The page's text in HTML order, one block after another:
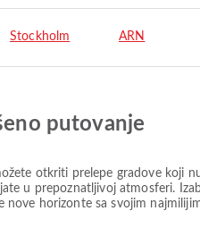
Stockholm ARN
putovanje
otkriti prelepe gradove koji
u prepoznatljivoj atmosferi.
horizonte sa svojim